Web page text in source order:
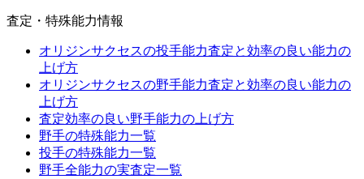
査定・特殊能力情報
オリジンサクセスの投手能力査定と効率の良い能力の
上げ方
オリジンサクセスの野手能力査定と効率の良い能力の
上げ方
査定効率の良い野手能力の上げ方
野手の特殊能力一覧
投手の特殊能力一覧
野手全能力の実査定一覧